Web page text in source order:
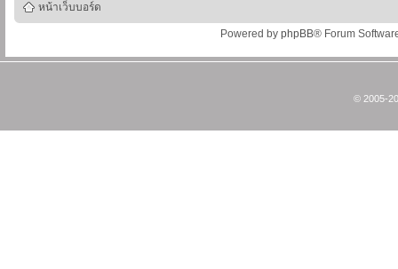
หน้าเว็บบอร์ด
Powered by phpBB® Forum
© 2005-